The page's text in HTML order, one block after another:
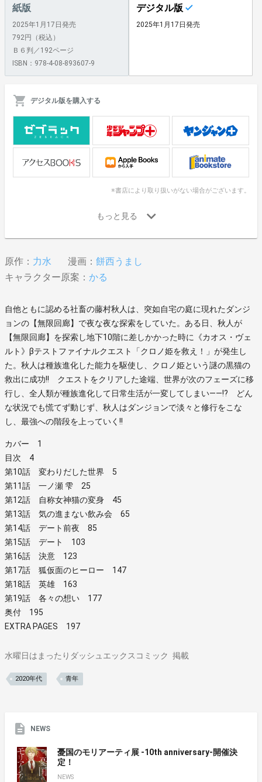
紙版
2025年1月17日発売
792円（税込）
Ｂ６判／192ページ
ISBN：978-4-08-893607-9
デジタル版
2025年1月17日発売
デジタル版を購入する
※書店により取り扱いがない場合がございます。
原作： 力水 漫画： 餅西うまし
キャラクター原案： かる
自他ともに認める社畜の藤村秋人は、突如自宅の庭に現れたダンジ
ョンの【無限回廊】で夜な夜な探索をしていた。ある日、秋人が
【無限回廊】を探索し地下10階に差しかかった時に《カオス・ヴェ
ルト》βテストファイナルクエスト「クロノ姫を救え！」が発生し
た。秋人は種族進化した能力を駆使し、クロノ姫という謎の黒猫の
救出に成功!! クエストをクリアした途端、世界が次のフェーズに移
行し、全人類が種族進化して日常生活が一変してしまい――!? どん
な状況でも慌てず動じず、秋人はダンジョンで淡々と修行をこな
し、最強への階段を上っていく!!
カバー 1
目次 4
第10話 変わりだした世界 5
第11話 一ノ瀬 雫 25
第12話 自称女神猫の変身 45
第13話 気の進まない飲み会 65
第14話 デート前夜 85
第15話 デート 103
第16話 決意 123
第17話 狐仮面のヒーロー 147
第18話 英雄 163
第19話 各々の想い 177
奥付 195
EXTRA PAGES 197
水曜日はまったりダッシュエックスコミック 掲載
2020年代 青年
NEWS
憂国のモリアーティ展 -10th anniversary-開催決
定！
NEWS